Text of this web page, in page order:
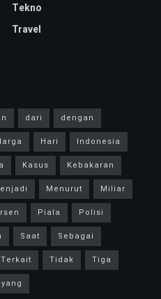
Tekno
Travel
dari
dengan
Hari
Indonesia
Kasus
Kebakaran
Menurut
Miliar
Piala
Polisi
Saat
Sebagai
Terkait Tidak
Tiga
yang